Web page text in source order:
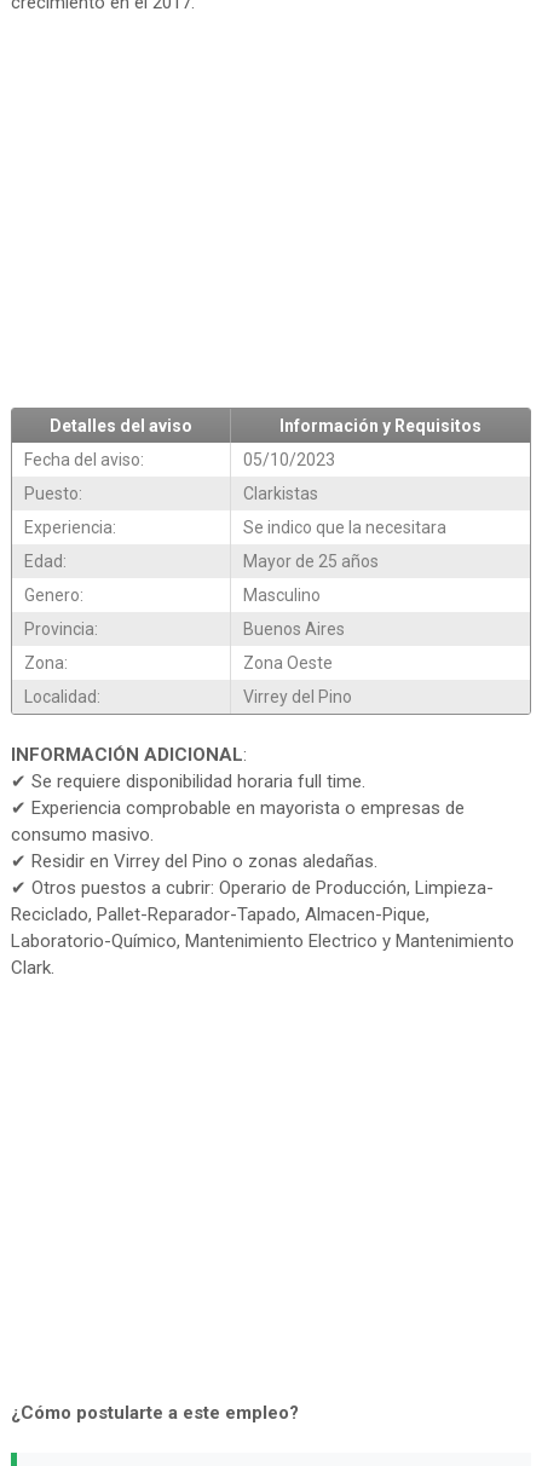
Detalles del aviso
Información y Requisitos
Fecha del aviso:
05/10/2023
Puesto:
Clarkistas
Experiencia:
Se indico que la necesitara
Edad:
Mayor de 25 años
Genero:
Masculino
Provincia:
Buenos Aires
Zona:
Zona Oeste
Localidad:
Virrey del Pino
INFORMACIÓN ADICIONAL:
✔ Se requiere disponibilidad horaria full time.
✔ Experiencia comprobable en mayorista o empresas de
consumo masivo.
✔ Residir en Virrey del Pino o zonas aledañas.
✔ Otros puestos a cubrir: Operario de Producción, Limpieza-
Reciclado, Pallet-Reparador-Tapado, Almacen-Pique,
Laboratorio-Químico, Mantenimiento Electrico y Mantenimiento
Clark.
¿Cómo postularte a este empleo?